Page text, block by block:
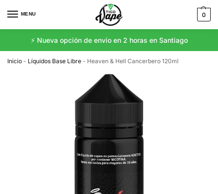
MENU 0
⚡️ Nueva opción de envío en 2 horas en Santiago
Inicio - Líquidos Base Libre - Heaven & Hell Cancerbero 120ml